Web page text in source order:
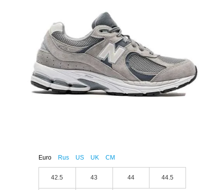
Euro Rus US UK CM
42.5 43 44 44.5